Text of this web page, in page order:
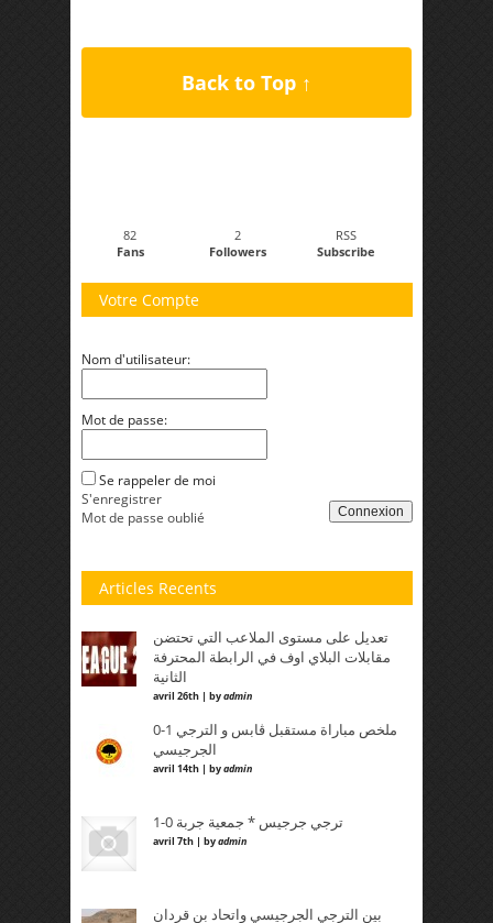
Back to Top ↑
82
Fans
2
Followers
RSS
Subscribe
Votre Compte
Nom d'utilisateur:
Mot de passe:
Se rappeler de moi
Connexion
S'enregistrer
Mot de passe oublié
Articles Recents
تعديل على مستوى الملاعب التي تحتضن
مقابلات البلاي اوف في الرابطة المحترفة
الثانية
avril 26th | byadmin
0-1 ملخص مباراة مستقبل ڤابس و الترجي
الجرجيسي
avril 14th | byadmin
ترجي جرجيس * جمعية جربة 0-1
avril 7th | byadmin
بين الترجي الجرجيسي واتحاد بن قردان